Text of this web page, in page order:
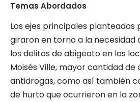
Temas Abordados
Los ejes principales planteados
giraron en torno a la necesidad
los delitos de abigeato en las
Moisés Ville, mayor cantidad de
antidrogas, como así también
de hurto que ocurrieron en la